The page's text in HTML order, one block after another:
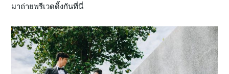
มาถ่ายพรีเวดดิ้งกันที่นี่